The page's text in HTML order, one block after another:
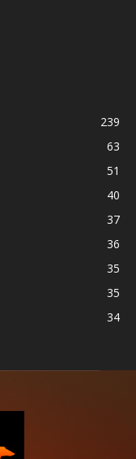
239
63
51
40
37
36
35
35
34